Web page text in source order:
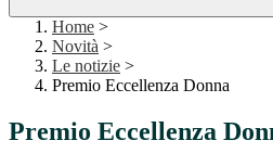
Home >
Novità >
Le notizie >
Premio Eccellenza Donna
Premio Eccellenza